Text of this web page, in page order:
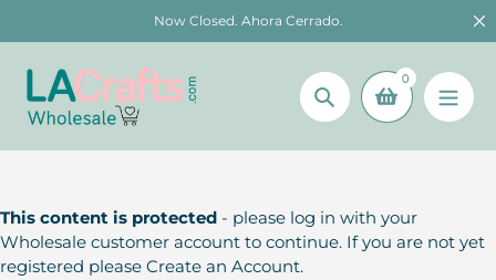
al
contenido
Now Closed. Ahora Cerrado.
Búsqueda
0
This content is protected - please log in with your
Wholesale customer account to continue. If you are not yet
registered please Create an Account.